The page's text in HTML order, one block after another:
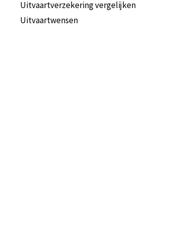
Uitvaartverzekering vergelijken
Uitvaartwensen